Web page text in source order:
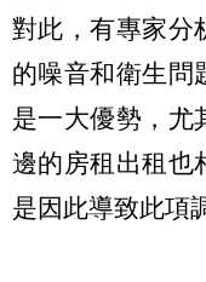
對此，有專家分
的噪音和衛生問
是一大優勢，尤
邊的房租出租也
是因此導致此項